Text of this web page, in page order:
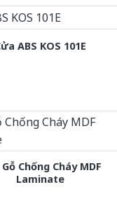
ABS KOS 101E
Chống Cháy MDF
Laminate